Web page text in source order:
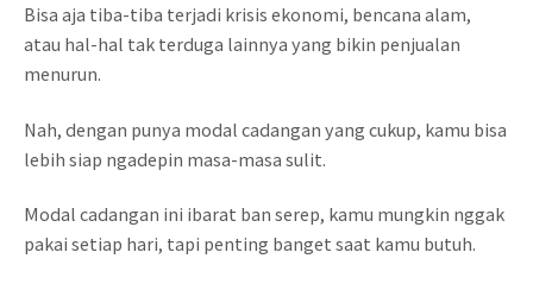
Bisa aja tiba-tiba terjadi krisis ekonomi, bencana alam,
atau hal-hal tak terduga lainnya yang bikin penjualan
menurun.
Nah, dengan punya modal cadangan yang cukup, kamu bisa
lebih siap ngadepin masa-masa sulit.
Modal cadangan ini ibarat ban serep, kamu mungkin nggak
pakai setiap hari, tapi penting banget saat kamu butuh.